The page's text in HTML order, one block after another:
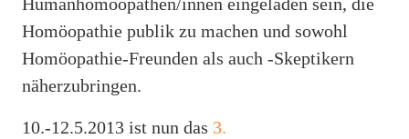
Homöopathie publik zu machen und sowohl
Homöopathie-Freunden als auch -Skeptikern
näherzubringen.
10.-12.5.2013 ist nun das 3.